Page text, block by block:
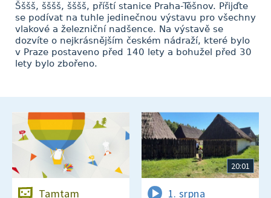
Šššš, šššš, šššš, příští stanice Praha-Těšnov. Přijďte
se podívat na tuhle jedinečnou výstavu pro všechny
vlakové a železniční nadšence. Na výstavě se
dozvíte o nejkrásnějším českém nádraží, které bylo
v Praze postaveno před 140 lety a bohužel před 30
lety bylo zbořeno.
Tamtam
20:01
1. srpna